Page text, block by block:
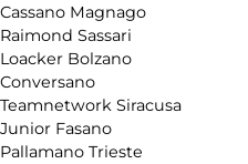
Cassano Magnago
Raimond Sassari
Loacker Bolzano
Conversano
Teamnetwork Siracusa
Junior Fasano
Pallamano Trieste